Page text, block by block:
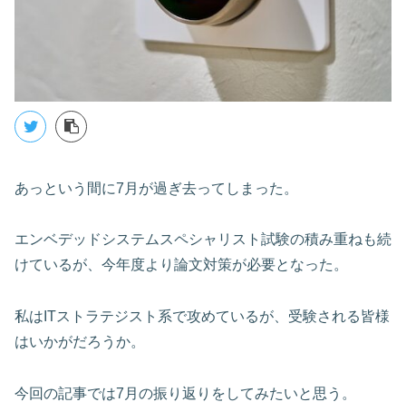
あっという間に7月が過ぎ去ってしまった。
エンベデッドシステムスペシャリスト試験の積み重ねも続
けているが、今年度より論文対策が必要となった。
私はITストラテジスト系で攻めているが、受験される皆様
はいかがだろうか。
今回の記事では7月の振り返りをしてみたいと思う。